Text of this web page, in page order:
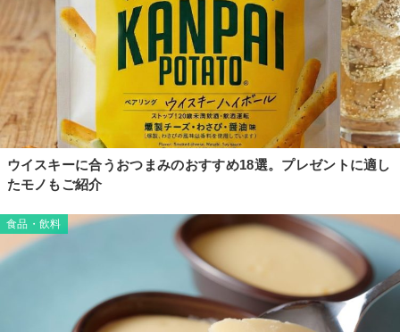
ウイスキーに合うおつまみのおすすめ18選。プレゼントに適し
たモノもご紹介
食品・飲料